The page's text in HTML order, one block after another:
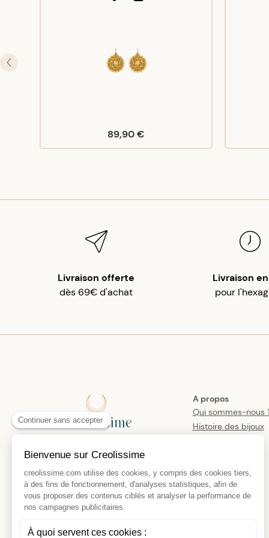
89,90 €
Livraison offerte
dès 69€ d'achat
Livraison
pour
A propos
Qui sommes-nous
Histoire des bijoux